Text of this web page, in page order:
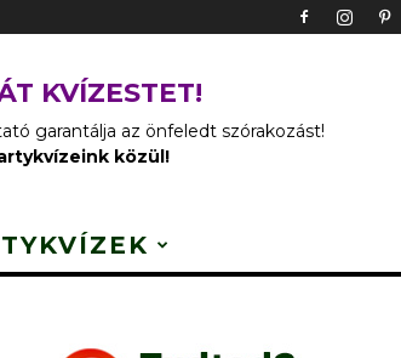
KVÍZESTET!
garantálja az önfeledt szórakozást!
közül!